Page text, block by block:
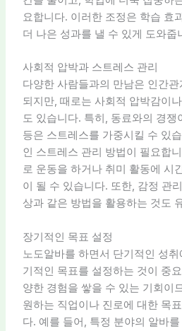
요합니다. 이러한 조정은 학습 효
더 나은 성과를 낼 수 있게 도와줍
사회적 압박과 스트레스 관리
다양한 사람들과의 만남은 인간
되지만, 때로는 사회적 압박감이
도 있습니다. 특히, 동료와의 경쟁
등은 스트레스를 가중시킬 수 있
인 스트레스 관리 방법이 필요합
로 운동을 하거나 취미 활동에 시
이 될 수 있습니다. 또한, 감정 관
상과 같은 방법을 활용하는 것도
장기적인 목표 설정
노도알바를 하면서 단기적인 성
기적인 목표를 설정하는 것이 중
양한 경험을 쌓을 수 있는 기회이
원하는 직업이나 진로에 대한 목
다. 예를 들어, 특정 분야의 알바